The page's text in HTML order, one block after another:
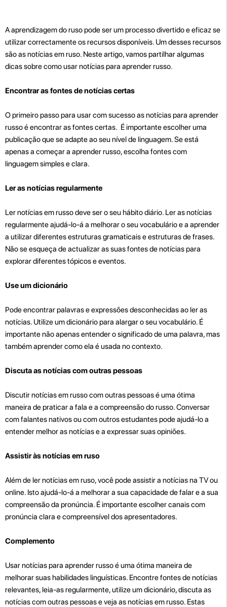
A aprendizagem do ruso pode ser um processo divertido e eficaz se
utilizar correctamente os recursos disponíveis. Um desses recursos
são as notícias em ruso. Neste artigo, vamos partilhar algumas
dicas sobre como usar notícias para aprender russo.
Encontrar as fontes de notícias certas
O primeiro passo para usar com sucesso as notícias para aprender
russo é encontrar as fontes certas. É importante escolher uma
publicação que se adapte ao seu nível de linguagem. Se está
apenas a começar a aprender russo, escolha fontes com
linguagem simples e clara.
Ler as notícias regularmente
Ler notícias em russo deve ser o seu hábito diário. Ler as notícias
regularmente ajudá-lo-á a melhorar o seu vocabulário e a aprender
a utilizar diferentes estruturas gramaticais e estruturas de frases.
Não se esqueça de actualizar as suas fontes de notícias para
explorar diferentes tópicos e eventos.
Use um dicionário
Pode encontrar palavras e expressões desconhecidas ao ler as
notícias. Utilize um dicionário para alargar o seu vocabulário. É
importante não apenas entender o significado de uma palavra, mas
também aprender como ela é usada no contexto.
Discuta as notícias com outras pessoas
Discutir notícias em russo com outras pessoas é uma ótima
maneira de praticar a fala e a compreensão do russo. Conversar
com falantes nativos ou com outros estudantes pode ajudá-lo a
entender melhor as notícias e a expressar suas opiniões.
Assistir às notícias em ruso
Além de ler notícias em ruso, você pode assistir a notícias na TV ou
online. Isto ajudá-lo-á a melhorar a sua capacidade de falar e a sua
compreensão da pronúncia. É importante escolher canais com
pronúncia clara e compreensível dos apresentadores.
Complemento
Usar notícias para aprender russo é uma ótima maneira de
melhorar suas habilidades linguísticas. Encontre fontes de notícias
relevantes, leia-as regularmente, utilize um dicionário, discuta as
notícias com outras pessoas e veja as notícias em russo. Estas